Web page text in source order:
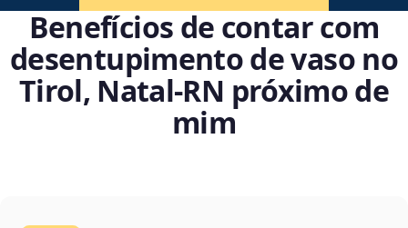
Benefícios de contar com
desentupimento de vaso no
Tirol, Natal‑RN próximo de
mim